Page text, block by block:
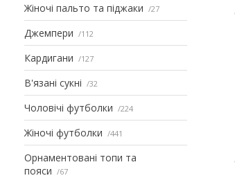
Жіночі пальто та піджаки 27
Джемпери 112
Кардигани 127
В'язані сукні 32
Чоловічі футболки 224
Жіночі футболки 441
Орнаментовані топи та
пояси
67